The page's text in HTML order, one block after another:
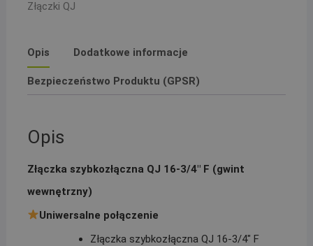
16
Złączki QJ
Opis Dodatkowe informacje
Bezpieczeństwo Produktu (GPSR)
Opis
Złączka szybkozłączna QJ 16-3/4″ F (gwint
wewnętrzny)
Uniwersalne połączenie
Złączka szybkozłączna QJ 16-3/4″ F